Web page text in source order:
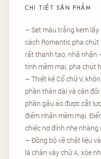
CHI TIẾT SẢN PHẨM
– Set màu trắng kem
cách Romantic pha
rất thanh tao, nhã nhặn
tính mềm mại, pha chút
– Thiết kế Cổ chữ V,
phần thân dài và cân
phần gấu áo được cắt
điểm nhấn mềm mại.
chiếc nơ đính nhẹ
– Đồng bộ về chất liệu
là chân váy chữ A, xòe